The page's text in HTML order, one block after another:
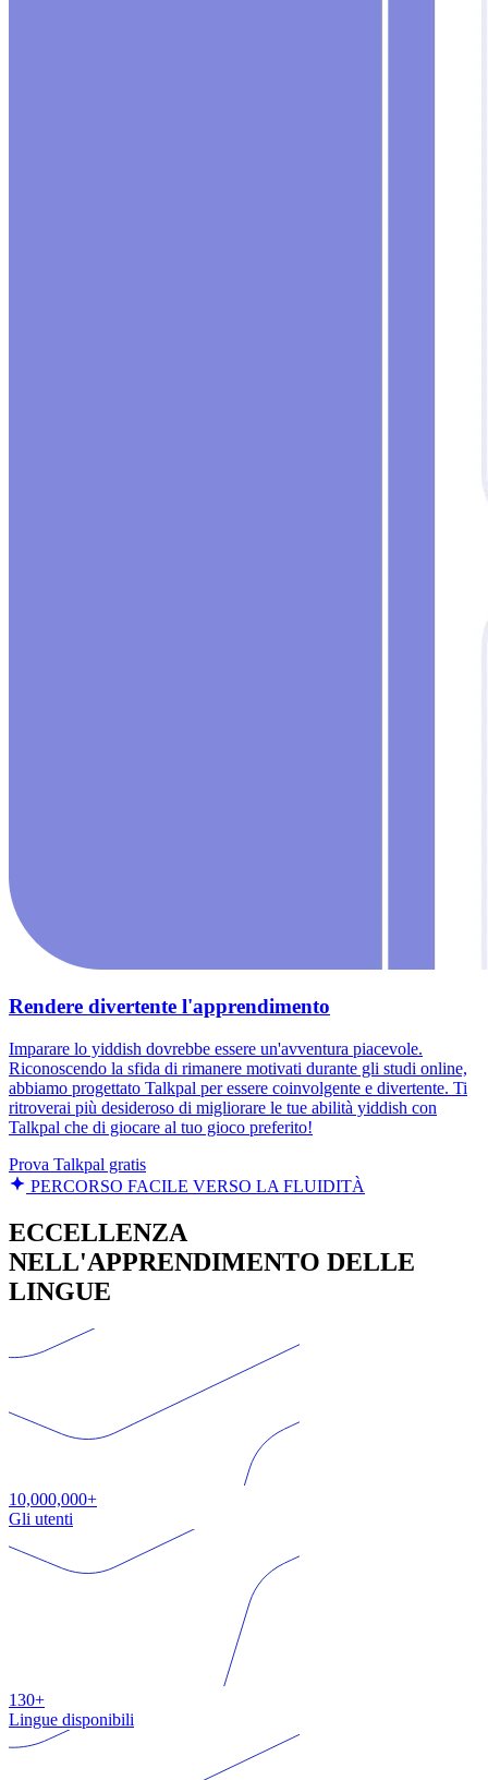
Rendere divertente l'apprendimento
Imparare lo yiddish dovrebbe essere un'avventura piacevole.
Riconoscendo la sfida di rimanere motivati durante gli studi online,
abbiamo progettato Talkpal per essere coinvolgente e divertente. Ti
ritroverai più desideroso di migliorare le tue abilità yiddish con
Talkpal che di giocare al tuo gioco preferito!
Prova Talkpal gratis
PERCORSO FACILE VERSO LA FLUIDITÀ
ECCELLENZA
NELL'APPRENDIMENTO DELLE
LINGUE
10,000,000+
Gli utenti
130+
Lingue disponibili